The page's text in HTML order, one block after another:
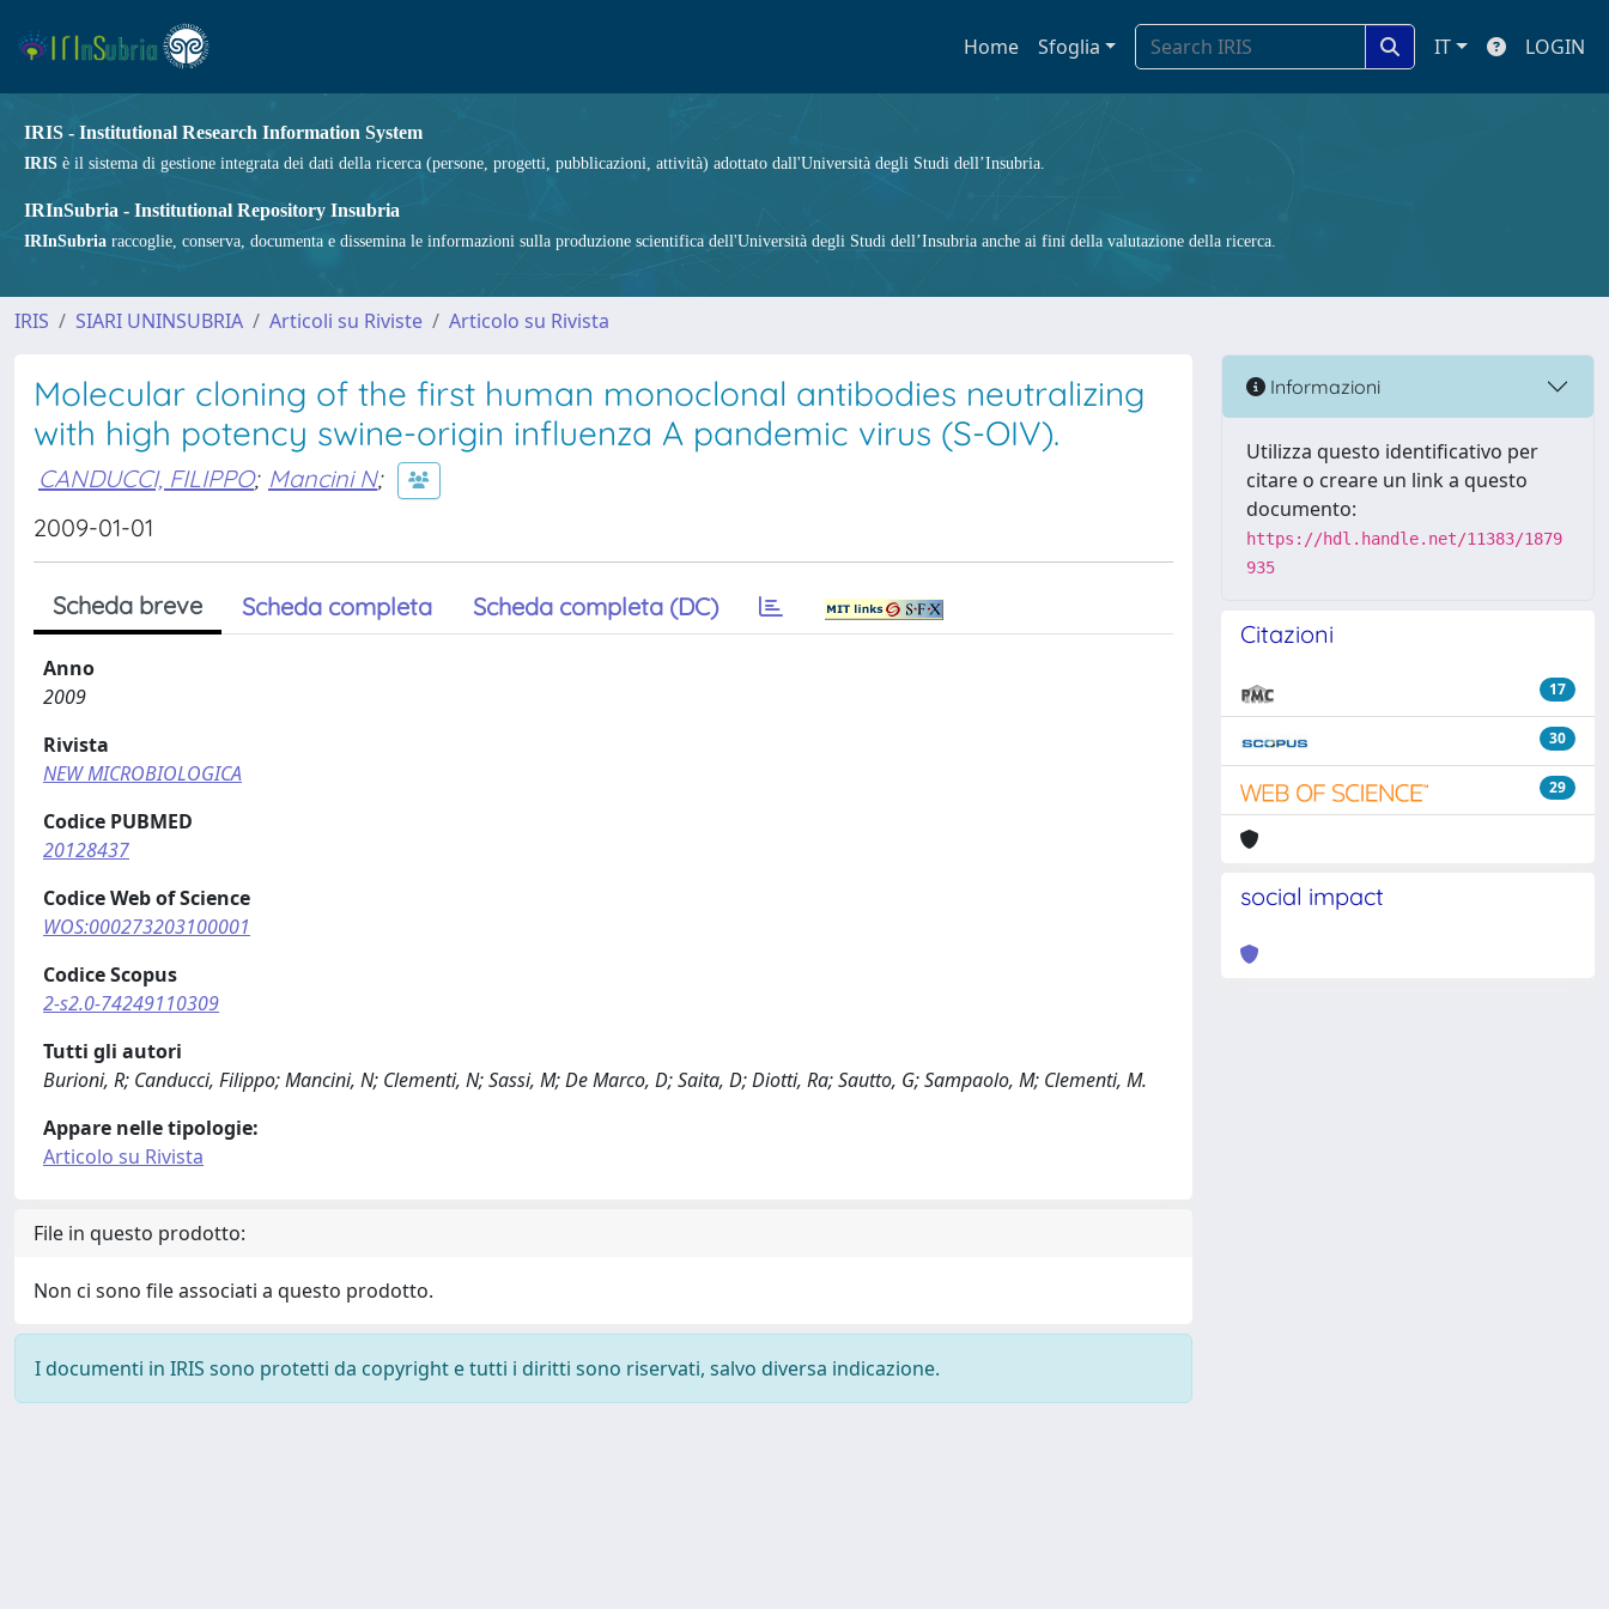
Home Sfoglia IT LOGIN
IRIS - Institutional Research Information System
IRIS è il sistema di gestione integrata dei dati della ricerca (persone, progetti, pubblicazioni, attività) adottato dall'Università degli Studi dell’Insubria.
IRInSubria - Institutional Repository Insubria
IRInSubria raccoglie, conserva, documenta e dissemina le informazioni sulla produzione scientifica dell'Università degli Studi dell’Insubria anche ai fini della valutazione della ricerca.
IRIS SIARI UNINSUBRIA Articoli su Riviste Articolo su Rivista
Molecular cloning of the first human monoclonal antibodies neutralizing
with high potency swine-origin influenza A pandemic virus (S-OIV).
CANDUCCI, FILIPPO; Mancini N;
2009-01-01
Scheda breve Scheda completa Scheda completa (DC)
Anno
2009
Rivista
NEW MICROBIOLOGICA
Codice PUBMED
20128437
Codice Web of Science
WOS:000273203100001
Codice Scopus
2-s2.0-74249110309
Tutti gli autori
Burioni, R; Canducci, Filippo; Mancini, N; Clementi, N; Sassi, M; De Marco, D; Saita, D; Diotti, Ra; Sautto, G; Sampaolo, M; Clementi, M.
Appare nelle tipologie:
Articolo su Rivista
File in questo prodotto:
Non ci sono file associati a questo prodotto.
I documenti in IRIS sono protetti da copyright e tutti i diritti sono riservati, salvo diversa indicazione.
Informazioni
Utilizza questo identificativo per
citare o creare un link a questo
documento:
https://hdl.handle.net/11383/1879
935
Citazioni
17
30
29
social impact